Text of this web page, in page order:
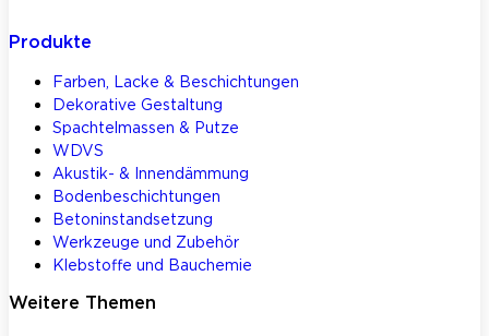
Produkte
Farben, Lacke & Beschichtungen
Dekorative Gestaltung
Spachtelmassen & Putze
WDVS
Akustik- & Innendämmung
Bodenbeschichtungen
Betoninstandsetzung
Werkzeuge und Zubehör
Klebstoffe und Bauchemie
Weitere Themen